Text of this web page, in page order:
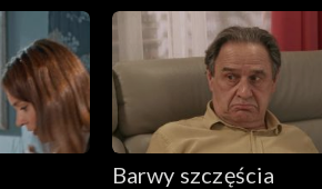
Barwy szczęścia